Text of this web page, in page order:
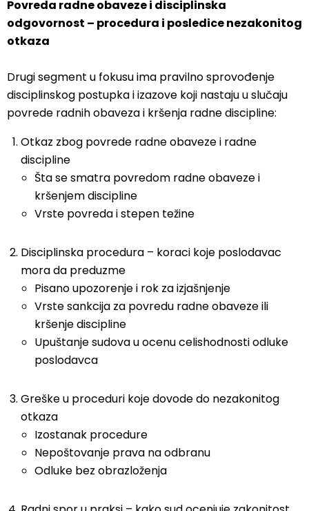
Povreda radne obaveze i disciplinska
odgovornost – procedura i posledice nezakonitog
otkaza
Drugi segment u fokusu ima pravilno sprovođenje
disciplinskog postupka i izazove koji nastaju u slučaju
povrede radnih obaveza i kršenja radne discipline:
Otkaz zbog povrede radne obaveze i radne
discipline
Šta se smatra povredom radne obaveze i
kršenjem discipline
Vrste povreda i stepen težine
Disciplinska procedura – koraci koje poslodavac
mora da preduzme
Pisano upozorenje i rok za izjašnjenje
Vrste sankcija za povredu radne obaveze ili
kršenje discipline
Upuštanje sudova u ocenu celishodnosti odluke
poslodavca
Greške u proceduri koje dovode do nezakonitog
otkaza
Izostanak procedure
Nepoštovanje prava na odbranu
Odluke bez obrazloženja